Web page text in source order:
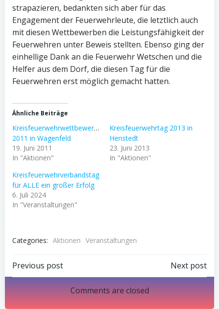
strapazieren, bedankten sich aber für das
Engagement der Feuerwehrleute, die letztlich auch
mit diesen Wettbewerben die Leistungsfähigkeit der
Feuerwehren unter Beweis stellten. Ebenso ging der
einhellige Dank an die Feuerwehr Wetschen und die
Helfer aus dem Dorf, die diesen Tag für die
Feuerwehren erst möglich gemacht hatten.
Ähnliche Beiträge
Kreisfeuerwehrwettbewerbe
2011 in Wagenfeld
19. Juni 2011
In "Aktionen"
Kreisfeuerwehrtag 2013 in
Henstedt
23. Juni 2013
In "Aktionen"
Kreisfeuerwehrverbandstag
für ALLE ein großer Erfolg
6. Juli 2024
In "Veranstaltungen"
Categories: Aktionen Veranstaltungen
Post
navigation
Previous post
Post
navigation
Next post
Comments are closed